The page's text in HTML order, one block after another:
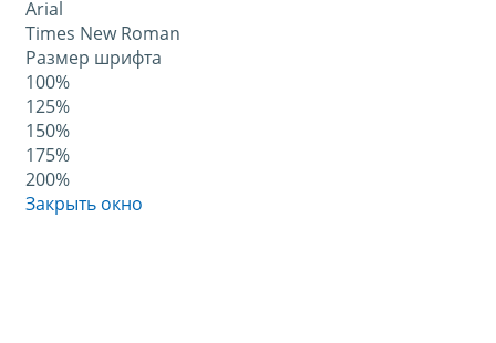
Arial
Times New Roman
Размер шрифта
100%
125%
150%
175%
200%
Закрыть окно